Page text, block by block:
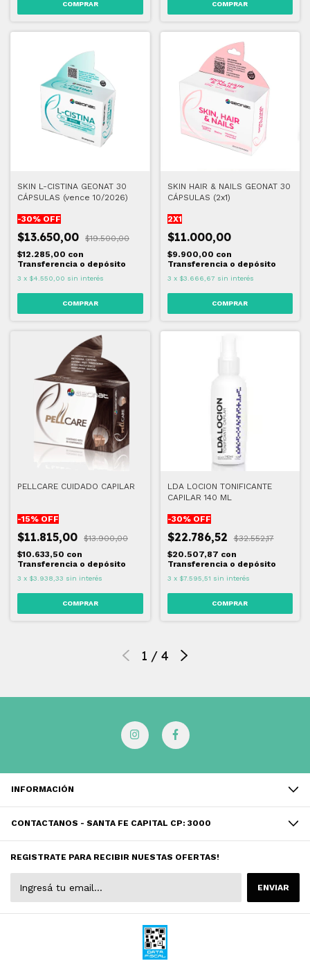
SKIN L-CISTINA GEONAT 30
CÁPSULAS (vence 10/2026)
-30% OFF
$13.650,00
$19.500,00
$12.285,00 con
Transferencia o depósito
3 x $4.550,00 sin interés
SKIN HAIR & NAILS GEONAT 30
CÁPSULAS (2x1)
2X1
$11.000,00
$9.900,00 con
Transferencia o depósito
3 x $3.666,67 sin interés
PELLCARE CUIDADO CAPILAR
-15% OFF
$11.815,00
$13.900,00
$10.633,50 con
Transferencia o depósito
3 x $3.938,33 sin interés
LDA LOCION TONIFICANTE
CAPILAR 140 ML
-30% OFF
$22.786,52
$32.552,17
$20.507,87 con
Transferencia o depósito
3 x $7.595,51 sin interés
1 / 4
INFORMACIÓN
CONTACTANOS - SANTA FE CAPITAL CP: 3000
REGISTRATE PARA RECIBIR NUESTAS OFERTAS!